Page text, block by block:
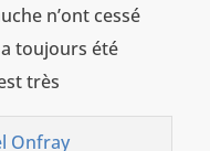
n’ont cessé
a toujours été
très